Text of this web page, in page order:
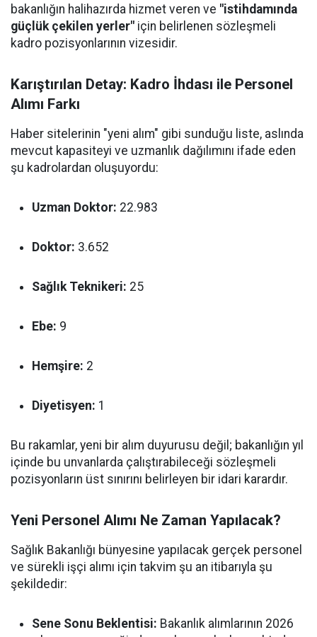
bakanlığın halihazırda hizmet veren ve "istihdamında
güçlük çekilen yerler" için belirlenen sözleşmeli
kadro pozisyonlarının vizesidir.
Karıştırılan Detay: Kadro İhdası ile Personel
Alımı Farkı
Haber sitelerinin "yeni alım" gibi sunduğu liste, aslında
mevcut kapasiteyi ve uzmanlık dağılımını ifade eden
şu kadrolardan oluşuyordu:
Uzman Doktor: 22.983
Doktor: 3.652
Sağlık Teknikeri: 25
Ebe: 9
Hemşire: 2
Diyetisyen: 1
Bu rakamlar, yeni bir alım duyurusu değil; bakanlığın yıl
içinde bu unvanlarda çalıştırabileceği sözleşmeli
pozisyonların üst sınırını belirleyen bir idari karardır.
Yeni Personel Alımı Ne Zaman Yapılacak?
Sağlık Bakanlığı bünyesine yapılacak gerçek personel
ve sürekli işçi alımı için takvim şu an itibarıyla şu
şekildedir:
Sene Sonu Beklentisi: Bakanlık alımlarının 2026